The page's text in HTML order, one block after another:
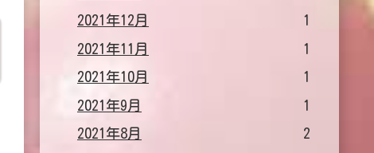
2021年12月
1
2021年11月
1
2021年10月
1
2021年9月
1
2021年8月
2